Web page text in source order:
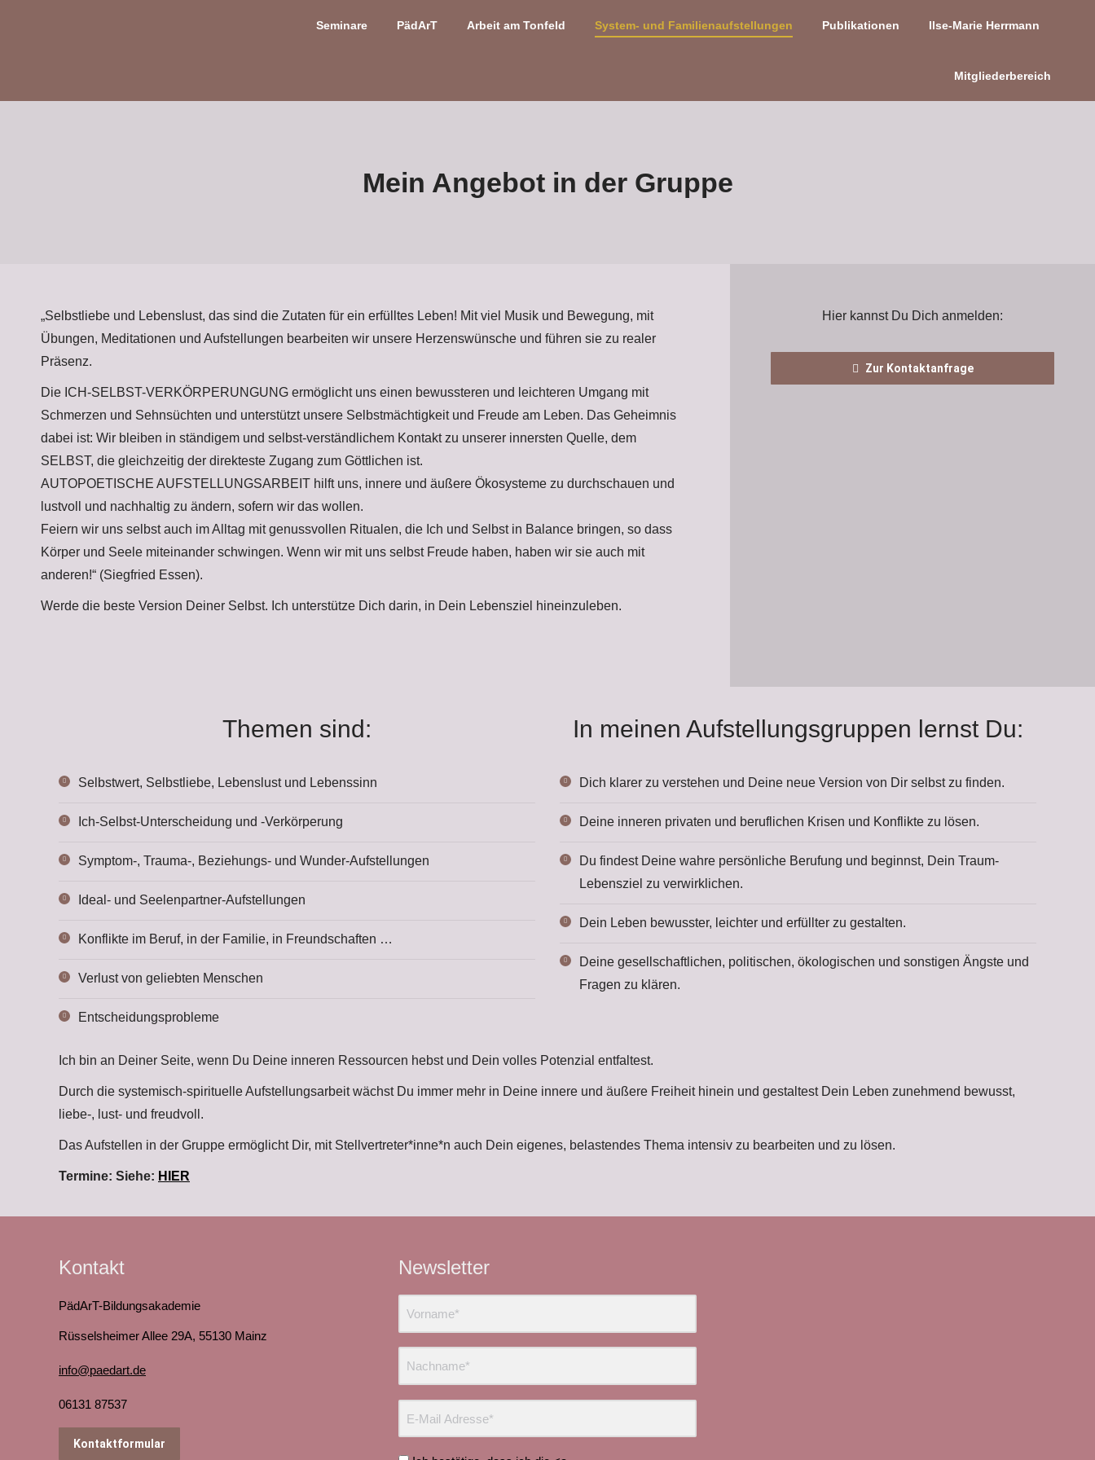
Seminare PädArT Arbeit am Tonfeld System- und Familienaufstellungen Publikationen Ilse-Marie Herrmann
Mitgliederbereich
Mein Angebot in der Gruppe
„Selbstliebe und Lebenslust, das sind die Zutaten für ein erfülltes Leben! Mit viel Musik und Bewegung, mit
Übungen, Meditationen und Aufstellungen bearbeiten wir unsere Herzenswünsche und führen sie zu realer
Präsenz.
Die ICH-SELBST-VERKÖRPERUNGUNG ermöglicht uns einen bewussteren und leichteren Umgang mit
Schmerzen und Sehnsüchten und unterstützt unsere Selbstmächtigkeit und Freude am Leben. Das Geheimnis
dabei ist: Wir bleiben in ständigem und selbst-verständlichem Kontakt zu unserer innersten Quelle, dem
SELBST, die gleichzeitig der direkteste Zugang zum Göttlichen ist.
AUTOPOETISCHE AUFSTELLUNGSARBEIT hilft uns, innere und äußere Ökosysteme zu durchschauen und
lustvoll und nachhaltig zu ändern, sofern wir das wollen.
Feiern wir uns selbst auch im Alltag mit genussvollen Ritualen, die Ich und Selbst in Balance bringen, so dass
Körper und Seele miteinander schwingen. Wenn wir mit uns selbst Freude haben, haben wir sie auch mit
anderen!“ (Siegfried Essen).
Werde die beste Version Deiner Selbst. Ich unterstütze Dich darin, in Dein Lebensziel hineinzuleben.
Hier kannst Du Dich anmelden:
Zur Kontaktanfrage
Themen sind:
Selbstwert, Selbstliebe, Lebenslust und Lebenssinn
Ich-Selbst-Unterscheidung und -Verkörperung
Symptom-, Trauma-, Beziehungs- und Wunder-Aufstellungen
Ideal- und Seelenpartner-Aufstellungen
Konflikte im Beruf, in der Familie, in Freundschaften …
Verlust von geliebten Menschen
Entscheidungsprobleme
In meinen Aufstellungsgruppen lernst Du:
Dich klarer zu verstehen und Deine neue Version von Dir selbst zu finden.
Deine inneren privaten und beruflichen Krisen und Konflikte zu lösen.
Du findest Deine wahre persönliche Berufung und beginnst, Dein Traum-
Lebensziel zu verwirklichen.
Dein Leben bewusster, leichter und erfüllter zu gestalten.
Deine gesellschaftlichen, politischen, ökologischen und sonstigen Ängste und
Fragen zu klären.
Ich bin an Deiner Seite, wenn Du Deine inneren Ressourcen hebst und Dein volles Potenzial entfaltest.
Durch die systemisch-spirituelle Aufstellungsarbeit wächst Du immer mehr in Deine innere und äußere Freiheit hinein und gestaltest Dein Leben zunehmend bewusst,
liebe-, lust- und freudvoll.
Das Aufstellen in der Gruppe ermöglicht Dir, mit Stellvertreter*inne*n auch Dein eigenes, belastendes Thema intensiv zu bearbeiten und zu lösen.
Termine: Siehe: HIER
Kontakt
PädArT-Bildungsakademie
Rüsselsheimer Allee 29A, 55130 Mainz
info@paedart.de
06131 87537
Kontaktformular
Newsletter